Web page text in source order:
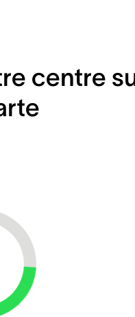
centre
Loading...